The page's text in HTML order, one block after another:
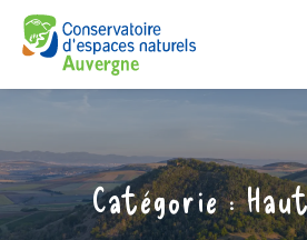
Catégorie :
Panneau de gestion des cookies